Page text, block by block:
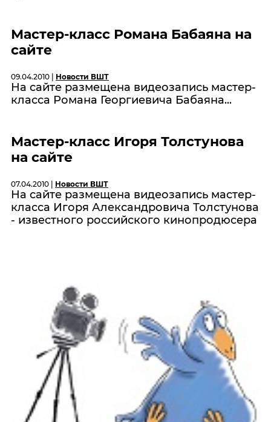
Мастер-класс Романа Бабаяна на
сайте
09.04.2010 | Новости ВШТ
На сайте размещена видеозапись мастер-
класса Романа Георгиевича Бабаяна...
Мастер-класс Игоря Толстунова
на сайте
07.04.2010 | Новости ВШТ
На сайте размещена видеозапись мастер-
класса Игоря Александровича Толстунова
- известного российского кинопродюсера